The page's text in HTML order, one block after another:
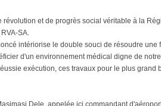
et de progrès social véritable à la
SA.
intériorise le double souci de résoudre une
d'un environnement médical digne de
exécution, ces travaux pour le plus grand
Dele, appelée ici commandant